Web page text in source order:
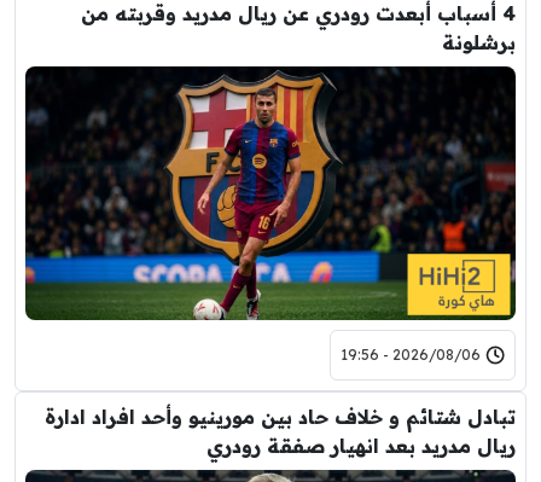
4 أسباب أبعدت رودري عن ريال مدريد وقربته من
برشلونة
2026/08/06 - 19:56
تبادل شتائم و خلاف حاد بين مورينيو وأحد افراد ادارة
ريال مدريد بعد انهيار صفقة رودري